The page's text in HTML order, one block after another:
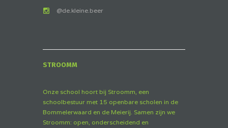
@de.kleine.beer
STROOMM
Onze school hoort bij Stroomm, een
schoolbestuur met 15 openbare scholen in de
Bommelerwaard en de Meierij. Samen zijn we
Stroomm: open, onderscheidend en